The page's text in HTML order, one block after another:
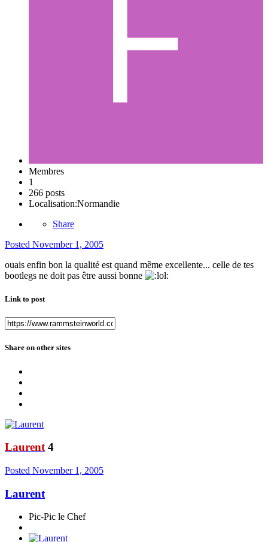
Membres
1
266 posts
Localisation:Normandie
Share
Posted November 1, 2005
ouais enfin bon la qualité est quand même excellente... celle de tes
bootlegs ne doit pas être aussi bonne
Link to post
Share on other sites
Laurent 4
Posted November 1, 2005
Laurent
Pic-Pic le Chef